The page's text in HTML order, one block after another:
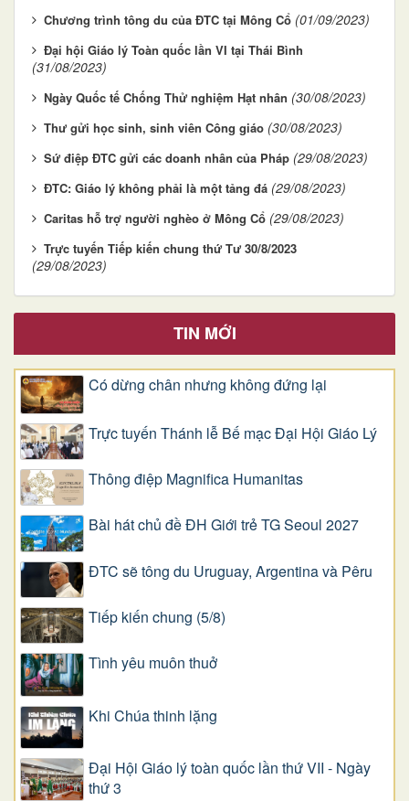
Chương trình tông du của ĐTC tại Mông Cổ (01/09/2023)
Đại hội Giáo lý Toàn quốc lần VI tại Thái Bình
(31/08/2023)
Ngày Quốc tế Chống Thử nghiệm Hạt nhân (30/08/2023)
Thư gửi học sinh, sinh viên Công giáo (30/08/2023)
Sứ điệp ĐTC gửi các doanh nhân của Pháp (29/08/2023)
ĐTC: Giáo lý không phải là một tảng đá (29/08/2023)
Caritas hỗ trợ người nghèo ở Mông Cổ (29/08/2023)
Trực tuyến Tiếp kiến chung thứ Tư 30/8/2023
(29/08/2023)
TIN MỚI
Có dừng chân nhưng không đứng lại
Trực tuyến Thánh lễ Bế mạc Đại Hội Giáo Lý
Thông điệp Magnifica Humanitas
Bài hát chủ đề ĐH Giới trẻ TG Seoul 2027
ĐTC sẽ tông du Uruguay, Argentina và Pêru
Tiếp kiến chung (5/8)
Tình yêu muôn thuở
Khi Chúa thinh lặng
Đại Hội Giáo lý toàn quốc lần thứ VII - Ngày
thứ 3